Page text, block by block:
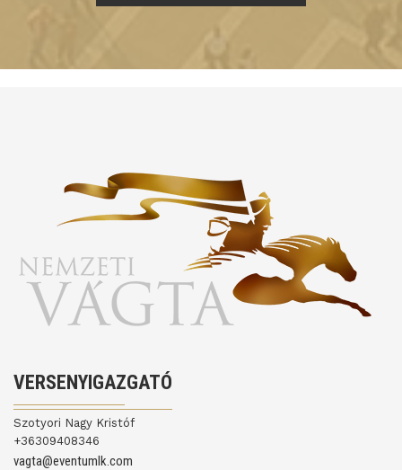
VERSENYIGAZGATÓ
Szotyori Nagy Kristóf
+36309408346
vagta@eventumlk.com